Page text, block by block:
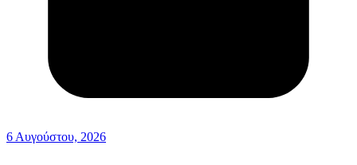
6 Αυγούστου, 2026